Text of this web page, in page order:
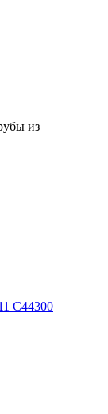
из
C44300